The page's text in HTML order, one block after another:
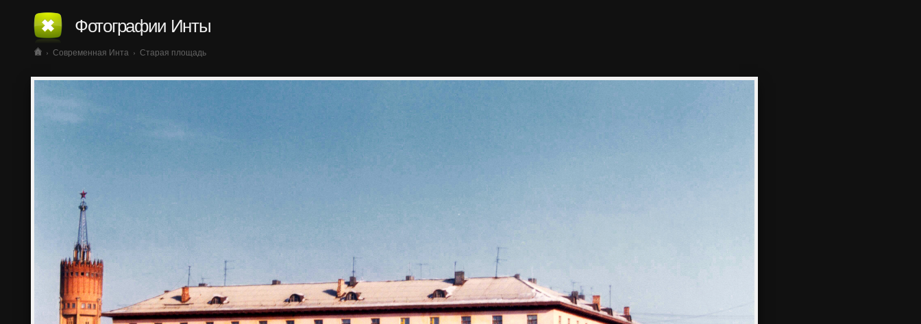
Фотографии Инты
› Современная Инта › Старая площадь